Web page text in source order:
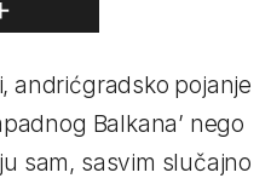
andrićgradsko pojanje
Balkana’ nego
sam, sasvim slučajno